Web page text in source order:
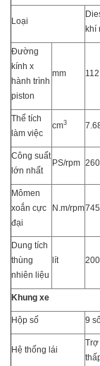
Loại
khí
Đường
kính x
hành trình
piston
mm
Thể tích
làm việc
cm3
Công suất
lớn nhất
PS/rpm
Mômen
xoắn cực
đại
N.m/rpm
Dung tích
thùng
nhiên liệu
lít 200
Khung xe
Hộp số 9
Hệ thống lái
Trợ